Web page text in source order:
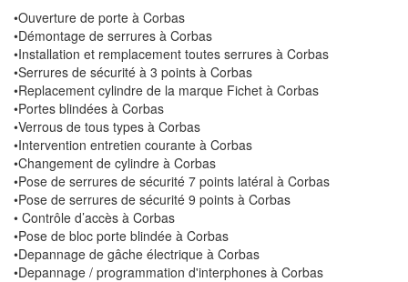
•Ouverture de porte à Corbas
•Démontage de serrures à Corbas
•Installation et remplacement toutes serrures à Corbas
•Serrures de sécurité à 3 points à Corbas
•Replacement cylindre de la marque Fichet à Corbas
•Portes blindées à Corbas
•Verrous de tous types à Corbas
•Intervention entretien courante à Corbas
•Changement de cylindre à Corbas
•Pose de serrures de sécurité 7 points latéral à Corbas
•Pose de serrures de sécurité 9 points à Corbas
• Contrôle d’accès à Corbas
•Pose de bloc porte blindée à Corbas
•Depannage de gâche électrique à Corbas
•Depannage / programmation d'interphones à Corbas